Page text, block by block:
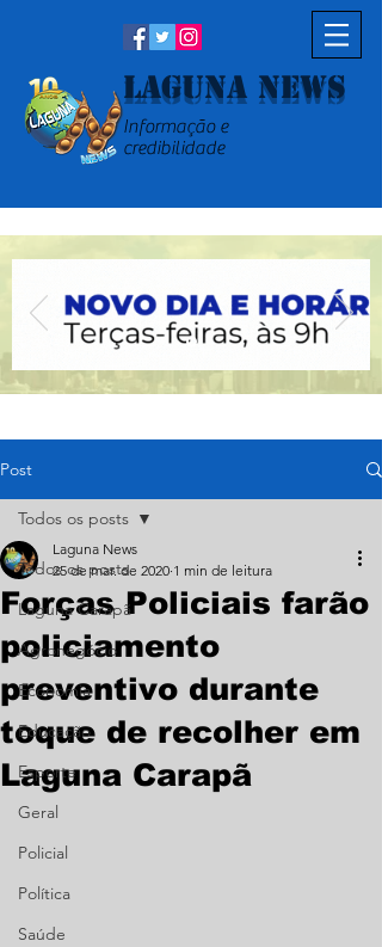
Laguna News
Informação e
credibilidade
Post
Todos os posts
Laguna Carapã
Agronegócio
Economia
Educação
Esporte
Geral
Policial
Política
Saúde
Todos os posts
Forças Policiais farão
policiamento
preventivo durante
toque de recolher em
Laguna Carapã
Laguna News
25 de mar. de 2020 1 min de leitura